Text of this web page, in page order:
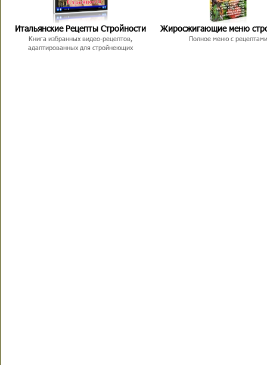
Итальянские Рецепты Стройности
Книга избранных видео-рецептов,
адаптированных для стройнеющих
Жиросжигающие меню
Полное меню с рецептами